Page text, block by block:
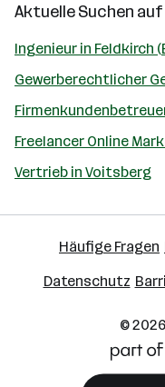
Aktuelle Suchen auf
Ingenieur in Feldkirch
Gewerberechtlicher
Freelancer Online
Vertrieb in Voitsberg
Häufige Fragen
Datenschutz
© 2026